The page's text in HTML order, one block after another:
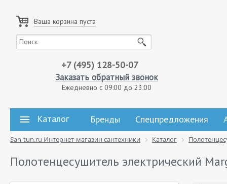
Ваша корзина пуста
+7 (495) 128-50-07
Заказать обратный звонок
Ежедневно с 09:00 до 23:00
Каталог Бренды Спецпредложения
San-tun.ru Интернет-магазин сантехники Каталог
Полотенцесушитель электрический